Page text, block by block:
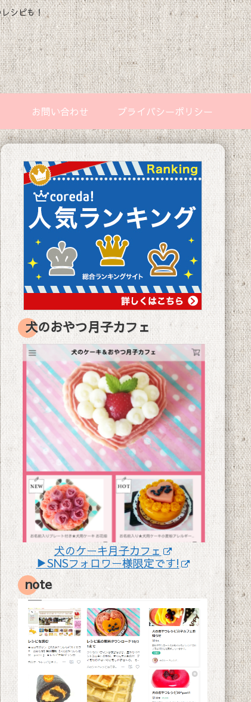
シピも！
お問い合わせ プライバシーポリシー
犬のおやつ月子カフェ
犬のケーキ月子カフェ
▶SNSフォロワー様限定です!
note